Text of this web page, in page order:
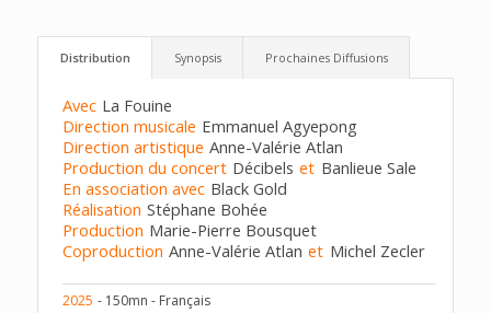
Distribution Synopsis Prochaines Diffusions
Avec La Fouine
Direction musicale Emmanuel Agyepong
Direction artistique Anne-Valérie Atlan
Production du concert Décibels et Banlieue Sale
En association avec Black Gold
Réalisation Stéphane Bohée
Production Marie-Pierre Bousquet
Coproduction Anne-Valérie Atlan et Michel Zecler
2025 - 150mn - Français